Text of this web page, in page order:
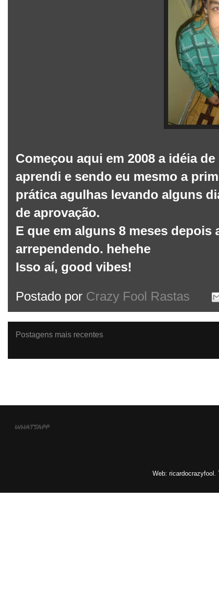
Começou aqui em 2008 a idéia
aprendi e sendo eu mesmo a
prática agulhas levando alguns
de aprovação.
E que em alguns 8 meses
arrependendo. hehehe
Isso aí, good vibes!
Postado por Crazy Fool Rastas
Postagens mais recentes
whatsapp
Web: